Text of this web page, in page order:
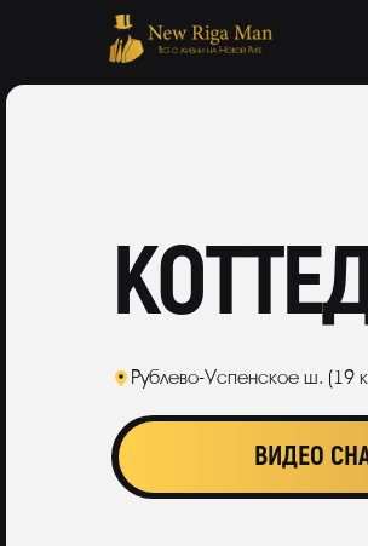
Рублево-Успенское ш. (19
ВИДЕО